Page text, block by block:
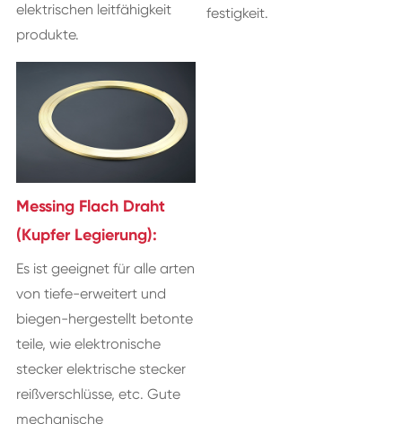
elektrischen leitfähigkeit
produkte.
festigkeit.
Messing Flach Draht
(Kupfer Legierung):
Es ist geeignet für alle arten
von tiefe-erweitert und
biegen-hergestellt betonte
teile, wie elektronische
stecker elektrische stecker
reißverschlüsse, etc. Gute
mechanische